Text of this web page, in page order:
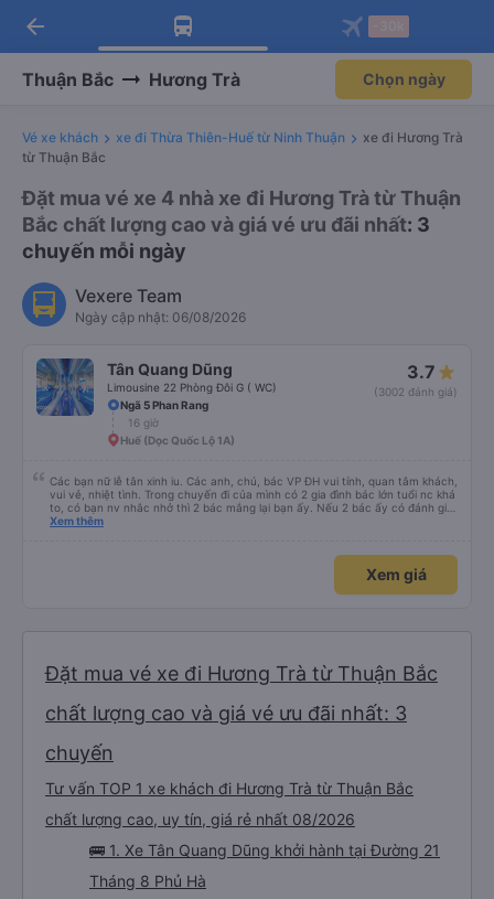
Tải app Vexere ngay!
Nhận ưu đãi thành viên độc
Mở app
Tải app Vexere
-30k/ghế khi đặt vé máy bay qua
Mở app
arrow_back
Thuận Bắc Hương Trà Chọn ngày
Vé xe khách xe đi Thừa Thiên-Huế từ Ninh Thuận
xe đi Hương Trà
từ Thuận Bắc
Đặt mua vé xe 4 nhà xe đi Hương Trà từ Thuận
Bắc chất lượng cao và giá vé ưu đãi nhất: 3
chuyến mỗi ngày
Vexere Team
Ngày cập nhật: 06/08/2026
Tân Quang Dũng
Limousine 22 Phòng Đôi G ( WC)
3.7
(3002 đánh giá)
Ngã 5 Phan Rang
16 giờ
Huế (Dọc Quốc Lộ 1A)
Các bạn nữ lễ tân xinh iu. Các anh, chú, bác VP ĐH vui tính, quan tâm khách,
vui vẻ, nhiệt tình. Trong chuyến đi của mình có 2 gia đình bác lớn tuổi nc khá
to, có bạn nv nhắc nhở thì 2 bác mắng lại bạn ấy. Nếu 2 bác ấy có đánh giá
xấu thì mình ngược lại nha. Bạn ấy nhắc nhở rất đúng. 2 bác nói rất to. To
bạn ấy nha. Nếu bạn ấy bị trừ thì bảo bạn ấy liên hệ sđt của mình, mình hỗ
trợ ạ. Số mình đuôi 666, chuyến ĐH-NT ngày 16/1. À các bạn nữ lễ tân xinh
iu còn đổi cho mình phòng đơn sang đôi xong còn note là (một mình) yêu
Xem thêm
Xem giá
Đặt mua vé xe đi Hương Trà từ Thuận Bắc
chất lượng cao và giá vé ưu đãi nhất: 3
chuyến
Tư vấn TOP 1 xe khách đi Hương Trà từ Thuận Bắc
chất lượng cao, uy tín, giá rẻ nhất 08/2026
🚌 1. Xe Tân Quang Dũng khởi hành tại Đường 21
Tháng 8 Phủ Hà